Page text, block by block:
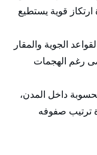
قوية يستطيع
الجوية والمقار
رغم الهجمات
داخل المدن،
ترتيب صفوفه